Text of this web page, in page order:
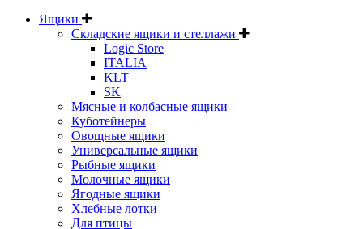
Ящики
Складские ящики и стеллажи
Logic Store
ITALIA
KLT
SK
Мясные и колбасные ящики
Куботейнеры
Овощные ящики
Универсальные ящики
Рыбные ящики
Молочные ящики
Ягодные ящики
Хлебные лотки
Для птицы